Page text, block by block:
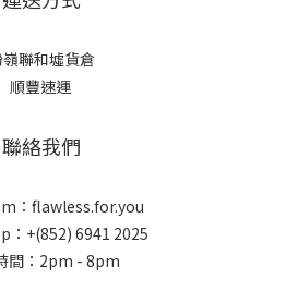
聯和墟貨倉
順豐速運
聯絡我們
：flawless.for.you
：+(852) 6941 2025
間：2pm - 8pm